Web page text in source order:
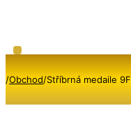
/Obchod/Stříbrná medaile